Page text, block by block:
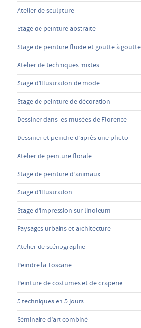
Atelier de sculpture
Stage de peinture abstraite
Stage de peinture fluide et goutte à goutte
Atelier de techniques mixtes
Stage d’illustration de mode
Stage de peinture de décoration
Dessiner dans les musées de Florence
Dessiner et peindre d’après une photo
Atelier de peinture florale
Stage de peinture d’animaux
Stage d’illustration
Stage d’impression sur linoleum
Paysages urbains et architecture
Atelier de scénographie
Peindre la Toscane
Peinture de costumes et de draperie
5 techniques en 5 jours
Séminaire d’art combiné